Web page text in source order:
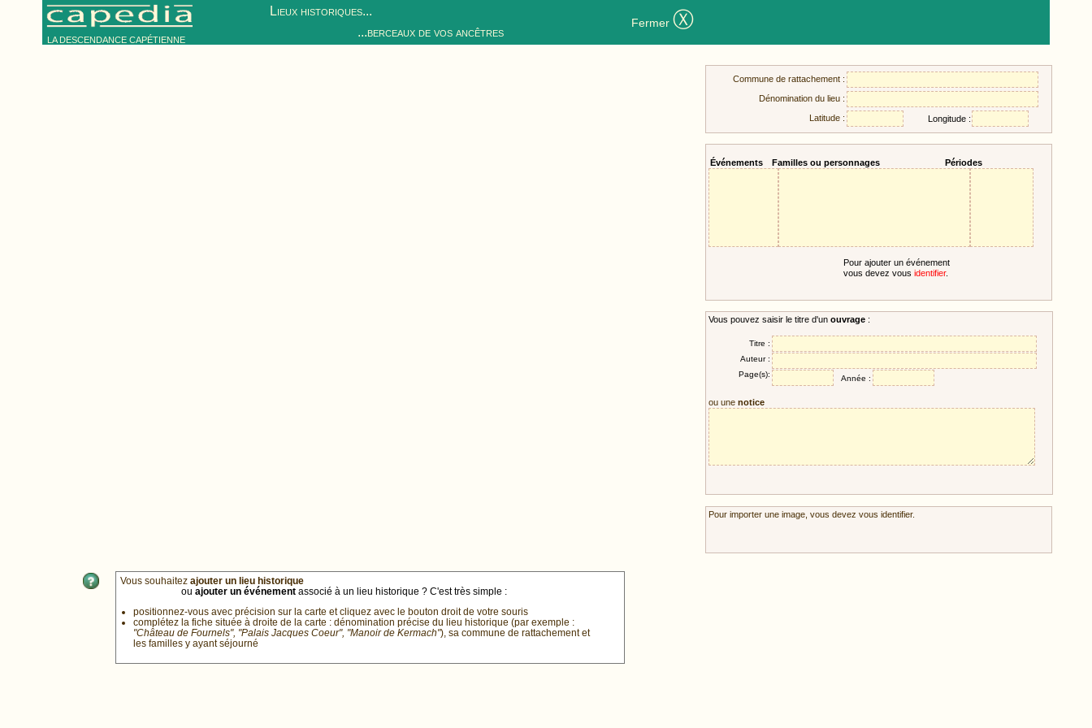
LA DESCENDANCE CAPÉTIENNE
Lieux historiques...
...berceaux de vos ancêtres
Fermer Ⓧ
Vous souhaitez ajouter un lieu historique
ou ajouter un événement associé à un lieu historique ? C'est très simple :
positionnez-vous avec précision sur la carte et cliquez avec le bouton droit de votre souris
complétez la fiche située à droite de la carte : dénomination précise du lieu historique (par exemple :
"Château de Fournels", "Palais Jacques Coeur", "Manoir de Kermach"), sa commune de rattachement et
les familles y ayant séjourné
Commune de rattachement :
Dénomination du lieu :
Latitude :
Longitude :
Événements Familles ou personnages Périodes
Pour ajouter un événement
vous devez vous identifier.
Vous pouvez saisir le titre d'un ouvrage :
Titre :
Auteur :
Page(s):
Année :
ou une notice
Pour importer une image, vous devez vous identifier.